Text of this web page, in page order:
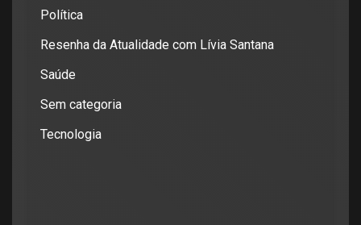
Política
Resenha da Atualidade com Lívia Santana
Saúde
Sem categoria
Tecnologia